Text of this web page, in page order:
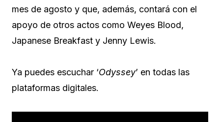
mes de agosto y que, además, contará con el
apoyo de otros actos como Weyes Blood,
Japanese Breakfast y Jenny Lewis.
Ya puedes escuchar ‘Odyssey’ en todas las
plataformas digitales.